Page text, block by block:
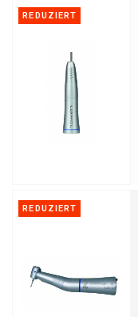
REDUZIERT
REDUZIERT